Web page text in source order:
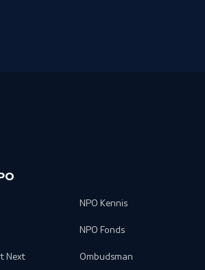
Next
NPO Kennis
NPO Fonds
Ombudsman